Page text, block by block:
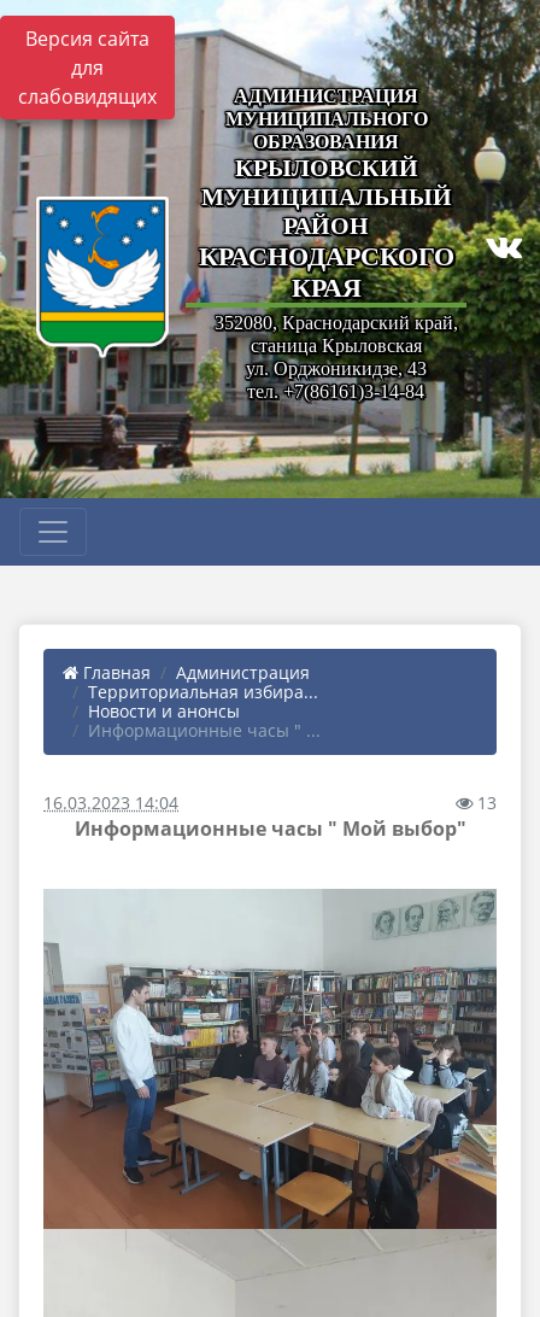
Версия сайта
для
слабовидящих
АДМИНИСТРАЦИЯ
МУНИЦИПАЛЬНОГО
ОБРАЗОВАНИЯ
КРЫЛОВСКИЙ
МУНИЦИПАЛЬНЫЙ
РАЙОН
КРАСНОДАРСКОГО
КРАЯ
352080, Краснодарский край,
станица Крыловская
ул. Орджоникидзе, 43
тел. +7(86161)3-14-84
Главная
Администрация
Территориальная избира...
Новости и анонсы
Информационные часы " ...
16.03.2023 14:04 13
Информационные часы " Мой выбор"